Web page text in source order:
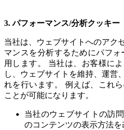
3. パフォーマンス/分析クッキー
当社は、ウェブサイトへのアク
マンスを分析するためにパフ
用します。 当社は、お客様に
し、ウェブサイトを維持、運営
れを行います。 例えば、これ
ことが可能になります。
当社のウェブサイトの訪
のコンテンツの表示方法を